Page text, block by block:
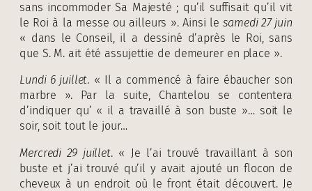
sans incommoder Sa Majesté ; qu’il suffisait qu’il vit
le Roi à la messe ou ailleurs ». Ainsi lesamedi 27 juin
« dans le Conseil, il a dessiné d’après le Roi, sans
que S. M. ait été assujettie de demeurer en place ».
Lundi 6 juillet. « Il a commencé à faire ébaucher son
marbre ». Par la suite, Chantelou se contentera
d’indiquer qu’ « il a travaillé à son buste »… soit le
soir, soit tout le jour…
Mercredi 29 juillet. « Je l’ai trouvé travaillant à son
buste et j’ai trouvé qu’il y avait ajouté un flocon de
cheveux à un endroit où le front était découvert. Je